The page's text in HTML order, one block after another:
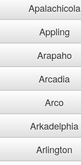
Apalachicola
Appling
Arapaho
Arcadia
Arco
Arkadelphia
Arlington